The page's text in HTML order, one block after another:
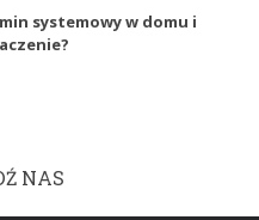
systemowy w domu i
NAS